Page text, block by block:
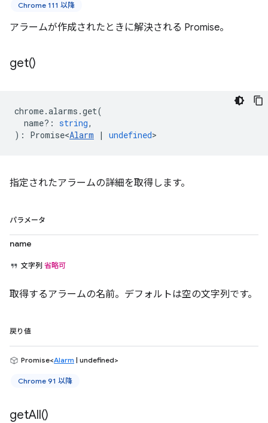
Chrome 111 以降
アラームが作成されたときに解決される Promise。
get()
chrome.alarms .get(
name? : string,
) : Promise<Alarm | undefined>
指定されたアラームの詳細を取得します。
パラメータ
name
文字列 省略可
取得するアラームの名前。デフォルトは空の文字列です。
戻り値
Promise<Alarm | undefined>
Chrome 91 以降
getAll()